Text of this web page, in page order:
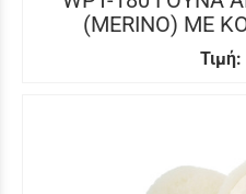
(MERINO) ΜΕ
Τιμή: